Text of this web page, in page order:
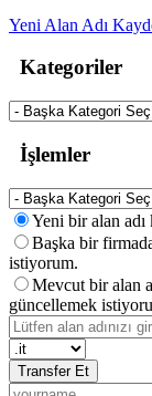
Yeni Alan Adı
Kategoriler
İşlemler
Yeni bir alan
Başka bir
istiyorum.
Mevcut bir alan
güncellemek
Transfer Et